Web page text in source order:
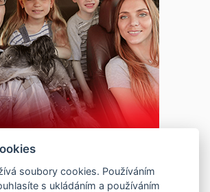
soubory cookies. Používáním
s ukládáním a používáním